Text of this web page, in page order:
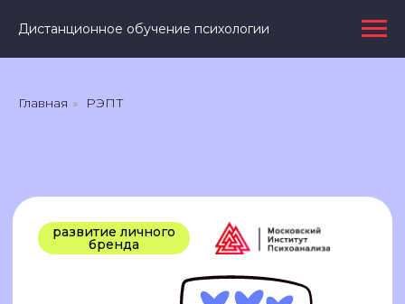
Дистанционное обучение психологии
Главная » РЭПТ